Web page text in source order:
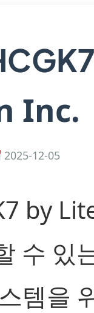
Inc.
2025-12-05
by
수 있
템을